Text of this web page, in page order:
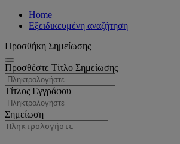
Home
Εξειδικευμένη αναζήτηση
Προσθήκη Σημείωσης
Προσθέστε Τίτλο Σημείωσης
Τίτλος Εγγράφου
Σημείωση